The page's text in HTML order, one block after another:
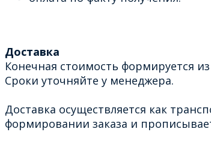
Доставка
Конечная стоимость формируется
Сроки уточняйте у менеджера.
Доставка осуществляется как
формировании заказа и